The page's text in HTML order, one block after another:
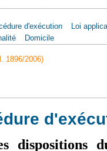
d'exécution
Loi
Domicile
1896/2006)
dispositions